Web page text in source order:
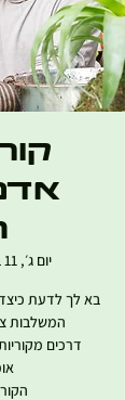
יום ג׳, 11 בפבר׳
בא לך לדעת
דרכים